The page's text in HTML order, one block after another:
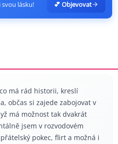
lásku! 💕 Objevovat
má rád historii, kreslí
občas si zajede zabojovat v
má možnost tak dvakrát
jsem v rozvodovém
pokec, flirt a možná i